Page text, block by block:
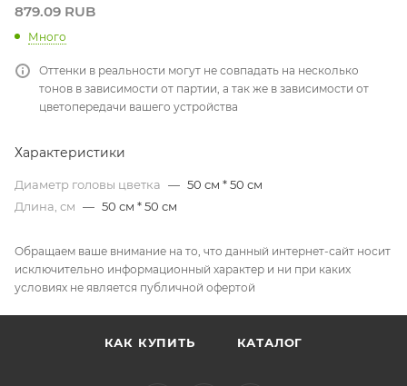
879.09 RUB
Много
Оттенки в реальности могут не совпадать на несколько
тонов в зависимости от партии, а так же в зависимости от
цветопередачи вашего устройства
Характеристики
Диаметр головы цветка — 50 см * 50 см
Длина, см — 50 см * 50 см
Обращаем ваше внимание на то, что данный интернет-сайт носит
исключительно информационный характер и ни при каких
условиях не является публичной офертой
КАК КУПИТЬ КАТАЛОГ